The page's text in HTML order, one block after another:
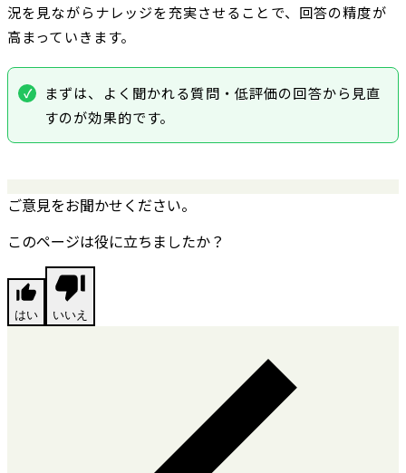
況を見ながらナレッジを充実させることで、回答の精度が
高まっていきます。
まずは、よく聞かれる質問・低評価の回答から見直
すのが効果的です。
ご意見をお聞かせください。
このページは役に立ちましたか？
はい いいえ